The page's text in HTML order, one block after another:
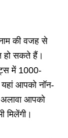
की वजह से
हो सकते हैं।
में 1000-
आपको नॉन-
आपको
मिलेंगी।